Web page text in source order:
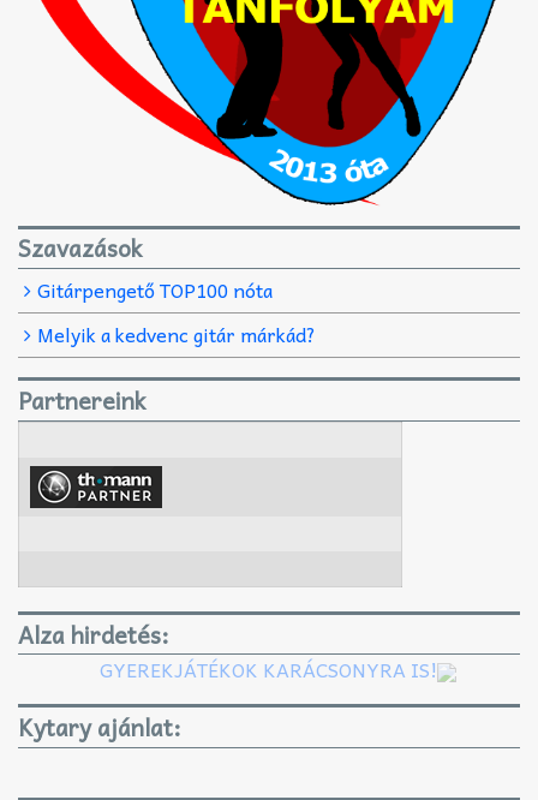
Szavazások
Gitárpengető TOP100 nóta
Melyik a kedvenc gitár márkád?
Partnereink
Alza hirdetés:
GYEREKJÁTÉKOK KARÁCSONYRA IS!
Kytary ajánlat: